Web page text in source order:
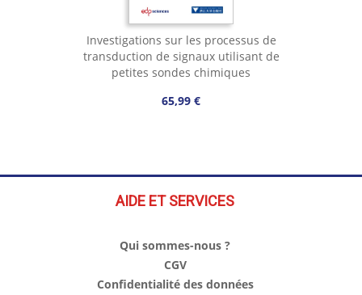
Investigations sur les processus de
transduction de signaux utilisant de
petites sondes chimiques
65,99 €
AIDE ET SERVICES
Qui sommes-nous ?
CGV
Confidentialité des données